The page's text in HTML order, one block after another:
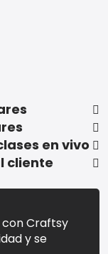
en vivo
cliente
con Craftsy
y se